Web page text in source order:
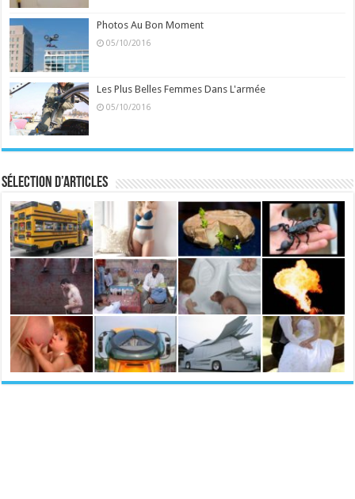
Photos Au Bon Moment
05/10/2016
Les Plus Belles Femmes Dans L'armée
05/10/2016
Sélection d’articles